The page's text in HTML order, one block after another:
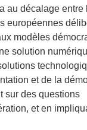
au décalage entre
européennes
modèles
solution
et de la
sur des questions
et en